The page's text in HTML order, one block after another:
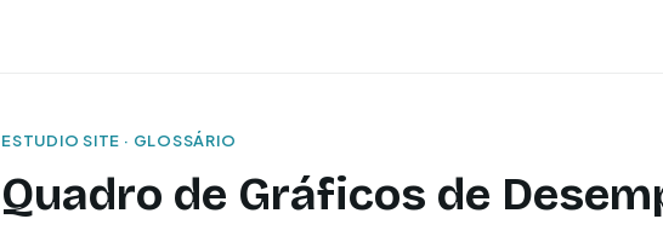
ESTUDIO SITE · GLOSSÁRIO
Quadro de Gráficos de